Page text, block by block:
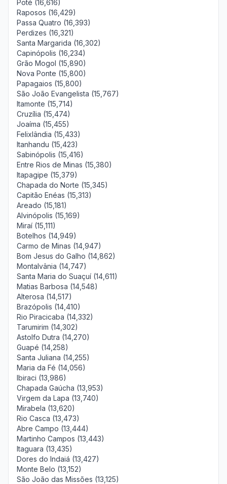
Poté (16,616)
Raposos (16,429)
Passa Quatro (16,393)
Perdizes (16,321)
Santa Margarida (16,302)
Capinópolis (16,234)
Grão Mogol (15,890)
Nova Ponte (15,800)
Papagaios (15,800)
São João Evangelista (15,767)
Itamonte (15,714)
Cruzília (15,474)
Joaíma (15,455)
Felixlândia (15,433)
Itanhandu (15,423)
Sabinópolis (15,416)
Entre Rios de Minas (15,380)
Itapagipe (15,379)
Chapada do Norte (15,345)
Capitão Enéas (15,313)
Areado (15,181)
Alvinópolis (15,169)
Miraí (15,111)
Botelhos (14,949)
Carmo de Minas (14,947)
Bom Jesus do Galho (14,862)
Montalvânia (14,747)
Santa Maria do Suaçuí (14,611)
Matias Barbosa (14,548)
Alterosa (14,517)
Brazópolis (14,410)
Rio Piracicaba (14,332)
Tarumirim (14,302)
Astolfo Dutra (14,270)
Guapé (14,258)
Santa Juliana (14,255)
Maria da Fé (14,056)
Ibiraci (13,986)
Chapada Gaúcha (13,953)
Virgem da Lapa (13,740)
Mirabela (13,620)
Rio Casca (13,473)
Abre Campo (13,444)
Martinho Campos (13,443)
Itaguara (13,435)
Dores do Indaiá (13,427)
Monte Belo (13,152)
São João das Missões (13,125)